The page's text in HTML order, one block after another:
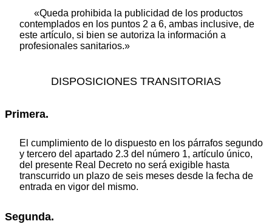
«Queda prohibida la publicidad de los productos
contemplados en los puntos 2 a 6, ambas inclusive, de
este artículo, si bien se autoriza la información a
profesionales sanitarios.»
DISPOSICIONES TRANSITORIAS
Primera.
El cumplimiento de lo dispuesto en los párrafos segundo
y tercero del apartado 2.3 del número 1, artículo único,
del presente Real Decreto no será exigible hasta
transcurrido un plazo de seis meses desde la fecha de
entrada en vigor del mismo.
Segunda.